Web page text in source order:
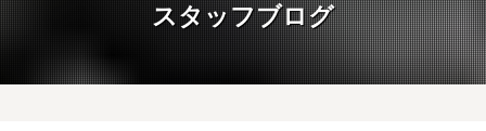
スタッフブログ